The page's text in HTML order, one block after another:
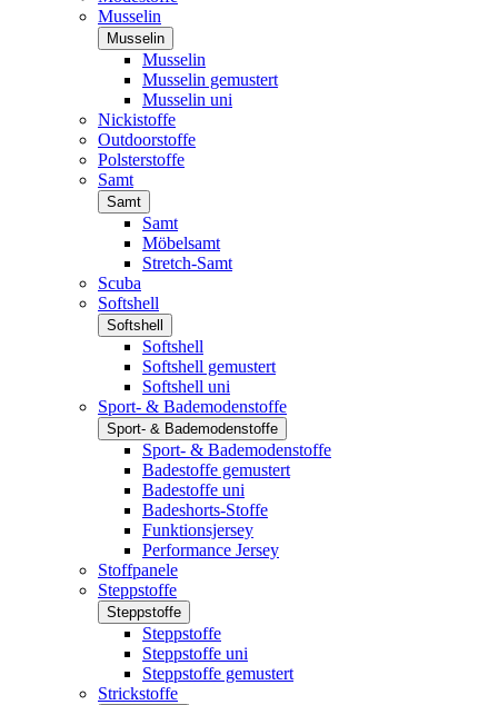
Musselin
Musselin
Musselin
Musselin gemustert
Musselin uni
Nickistoffe
Outdoorstoffe
Polsterstoffe
Samt
Samt
Samt
Möbelsamt
Stretch-Samt
Scuba
Softshell
Softshell
Softshell
Softshell gemustert
Softshell uni
Sport- & Bademodenstoffe
Sport- & Bademodenstoffe
Sport- & Bademodenstoffe
Badestoffe gemustert
Badestoffe uni
Badeshorts-Stoffe
Funktionsjersey
Performance Jersey
Stoffpanele
Steppstoffe
Steppstoffe
Steppstoffe
Steppstoffe uni
Steppstoffe gemustert
Strickstoffe